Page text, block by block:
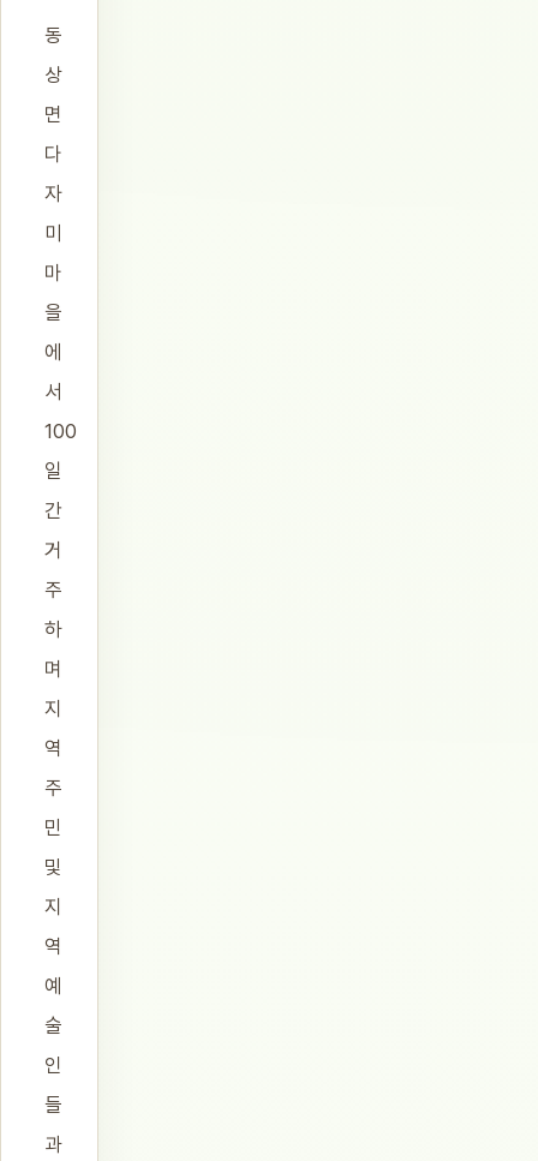
동
상
면
다
자
미
마
을
에
서
100
일
간
거
주
하
며
지
역
주
민
및
지
역
예
술
인
들
과